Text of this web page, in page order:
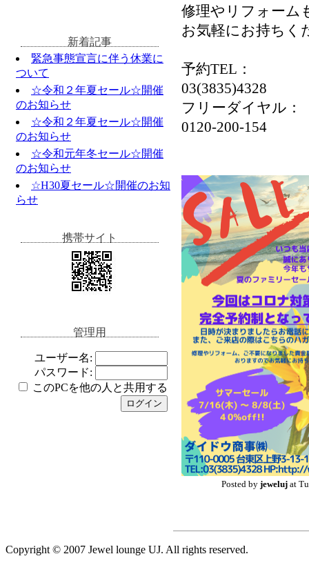
新着記事
緊急事態宣言に伴う休業に
ついて
☆令和２年夏セール☆開催
のお知らせ
☆令和２年夏セール☆開催
のお知らせ
☆令和元年冬セール☆開催
のお知らせ
☆H30夏セール☆開催のお知
らせ
携帯サイト
管理用
ユーザー名:
パスワード:
このPCを他の人と共用する
修理やリフォーム
お気軽にお持ちく
予約TEL：
03(3835)4328
フリーダイヤル：
0120-200-154
Posted by jeweluj at
Copyright © 2007 Jewel lounge UJ. All rights reserved.